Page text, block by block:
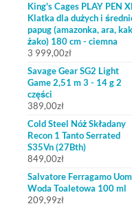
King's Cages PLAY PEN
Klatka dla dużych i
papug (amazonka, ara,
żako) 180 cm - ciemna
3 999,00zł
Savage Gear SG2 Light
Game 2,51 m 3 - 14 g 2
części
389,00zł
Cold Steel Nóż Składany
Recon 1 Tanto Serrated
S35Vn (27Bth)
849,00zł
Salvatore Ferragamo
Woda Toaletowa 100 ml
209,99zł